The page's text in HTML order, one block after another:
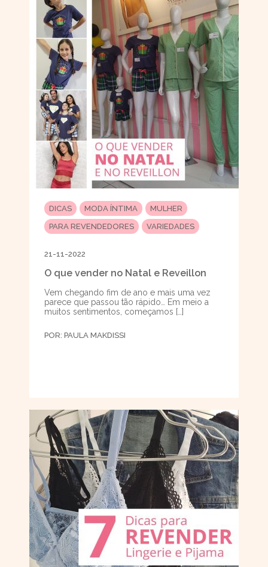
DICAS MODA ÍNTIMA
MULHER
PARA REVENDEDORES
VARIEDADES
21-11-2022
O que vender no Natal e Reveillon
Vem chegando fim de ano e mais uma vez
parece que passou tão rápido… Em meio a
muitos sentimentos, começamos […]
POR: PAULA MAKDISSI